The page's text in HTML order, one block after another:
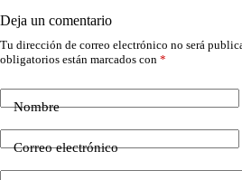
Deja un comentario
Tu dirección de correo electrónico no será
obligatorios están marcados con *
Nombre
Correo electrónico